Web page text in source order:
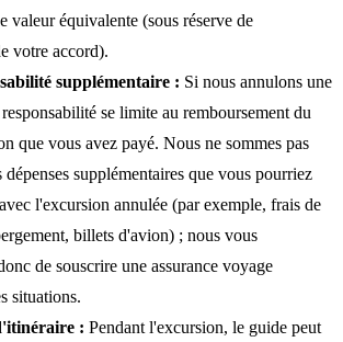
valeur équivalente (sous réserve de
votre accord).
supplémentaire : Si nous annulons une
se limite au remboursement du
que vous avez payé. Nous ne sommes pas
dépenses supplémentaires que vous pourriez
l'excursion annulée (par exemple, frais de
billets d'avion) ; nous vous
de souscrire une assurance voyage
situations.
: Pendant l'excursion, le guide peut